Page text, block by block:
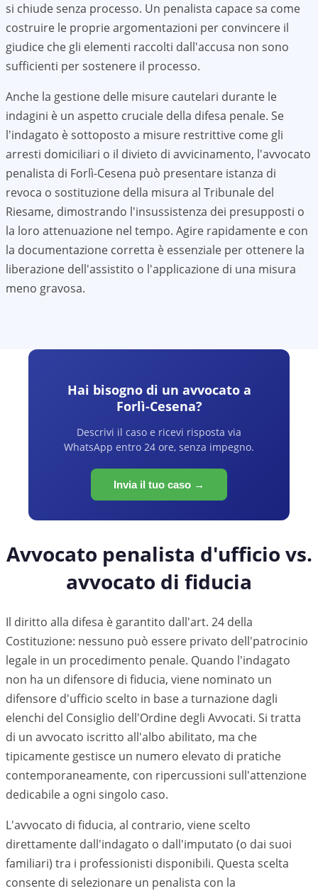
si chiude senza processo. Un penalista capace sa come
costruire le proprie argomentazioni per convincere il
giudice che gli elementi raccolti dall'accusa non sono
sufficienti per sostenere il processo.
Anche la gestione delle misure cautelari durante le
indagini è un aspetto cruciale della difesa penale. Se
l'indagato è sottoposto a misure restrittive come gli
arresti domiciliari o il divieto di avvicinamento, l'avvocato
penalista di Forlì-Cesena può presentare istanza di
revoca o sostituzione della misura al Tribunale del
Riesame, dimostrando l'insussistenza dei presupposti o
la loro attenuazione nel tempo. Agire rapidamente e con
la documentazione corretta è essenziale per ottenere la
liberazione dell'assistito o l'applicazione di una misura
meno gravosa.
Hai bisogno di un avvocato a
Forlì-Cesena?
Descrivi il caso e ricevi risposta via
WhatsApp entro 24 ore, senza impegno.
Invia il tuo caso →
Avvocato penalista d'ufficio vs.
avvocato di fiducia
Il diritto alla difesa è garantito dall'art. 24 della
Costituzione: nessuno può essere privato dell'patrocinio
legale in un procedimento penale. Quando l'indagato
non ha un difensore di fiducia, viene nominato un
difensore d'ufficio scelto in base a turnazione dagli
elenchi del Consiglio dell'Ordine degli Avvocati. Si tratta
di un avvocato iscritto all'albo abilitato, ma che
tipicamente gestisce un numero elevato di pratiche
contemporaneamente, con ripercussioni sull'attenzione
dedicabile a ogni singolo caso.
L'avvocato di fiducia, al contrario, viene scelto
direttamente dall'indagato o dall'imputato (o dai suoi
familiari) tra i professionisti disponibili. Questa scelta
consente di selezionare un penalista con la